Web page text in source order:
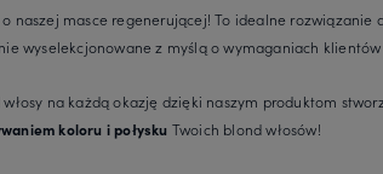
naszej masce regenerującej! To idealne rozwiązanie
wyselekcjonowane z myślą o wymaganiach
na każdą okazję dzięki naszym produktom
koloru i połysku Twoich blond włosów!